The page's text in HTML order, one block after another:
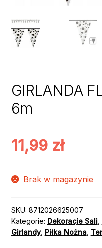
GIRLANDA
6m
11,99 zł
Brak w magazynie
SKU: 8712026625007
Kategorie: Dekoracje Sali,
Girlandy, Piłka Nożna,